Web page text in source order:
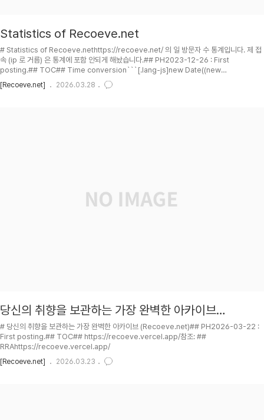
Statistics of Recoeve.net
# Statistics of Recoeve.nethttps://recoeve.net/ 의 일 방문자 수 통계입니다. 제 접
속 (ip 로 거름) 은 통계에 포함 안되게 해놨습니다.## PH2023-12-26 : First
posting.## TOC## Time conversion```[.lang-js]new Date((new
Date().getTime())+9*60*60*1000).toISOString();// Input date and time in
text formatlet textDateTime='2023-06-25 12:34:56';// Split the date and
[Recoeve.net] 2026.03.28
당신의 취향을 보관하는 가장 완벽한 아카이브
(Recoeve.net)
# 당신의 취향을 보관하는 가장 완벽한 아카이브 (Recoeve.net)## PH2026-03-22 :
First posting.## TOC## https://recoeve.vercel.app/참조: ##
RRAhttps://recoeve.vercel.app/
[Recoeve.net] 2026.03.23